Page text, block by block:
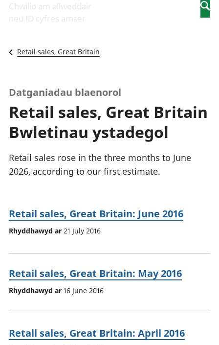
Newidiadau i
fusnesau
Diwydiant
a'r rhyngrwyd
Y diwydiant
gweithgynhyrchu
a chynhyrchu
Y diwydiant
manwethu
twristiaeth
Domestig Gros
(CDG)
Gwerth
Ychwanegol Gros
Mynegeion
chwyddiant a
Buddsoddiadau,
pensiynau ac
rhanbarthol
mewn
gwaith
Chwilio am allweddair
neu ID cyfres amser
Retail sales, Great Britain
Datganiadau blaenorol
Retail sales, Great Britain
Bwletinau ystadegol
Retail sales rose in the three months to June
2026, according to our first estimate.
Retail sales, Great Britain: June 2016
Rhyddhawyd ar 21 July 2016
Retail sales, Great Britain: May 2016
Rhyddhawyd ar 16 June 2016
Retail sales, Great Britain: April 2016